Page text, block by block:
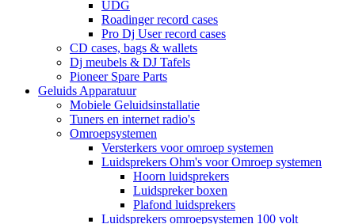
UDG
Roadinger record cases
Pro Dj User record cases
CD cases, bags & wallets
Dj meubels & DJ Tafels
Pioneer Spare Parts
Geluids Apparatuur
Mobiele Geluidsinstallatie
Tuners en internet radio's
Omroepsystemen
Versterkers voor omroep systemen
Luidsprekers Ohm's voor Omroep systemen
Hoorn luidsprekers
Luidspreker boxen
Plafond luidsprekers
Luidsprekers omroepsystemen 100 volt